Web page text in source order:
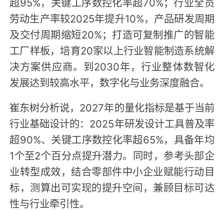
劳动生产率较2025年提升10%，产品研发周期
及交付周期缩短20%；打造可复制推广的智能
工厂样板，培育20家以上行业智能制造系统解
决方案供应商。到2030年，行业整体数智化
发展达到较高水平，数字化与业务深度融合。
崔东树分析说，2027年的量化指标是基于当前
行业基础设计的：2025年研发设计工具普及率
超90%、关键工序数控化率超65%，具备年均
1个至2个百分点提升潜力。同时，参考头部企
业转型成效，结合零部件中小企业赋能行动目
标，测算出可实现的提升空间，兼顾目标可达
性与行业牵引性。